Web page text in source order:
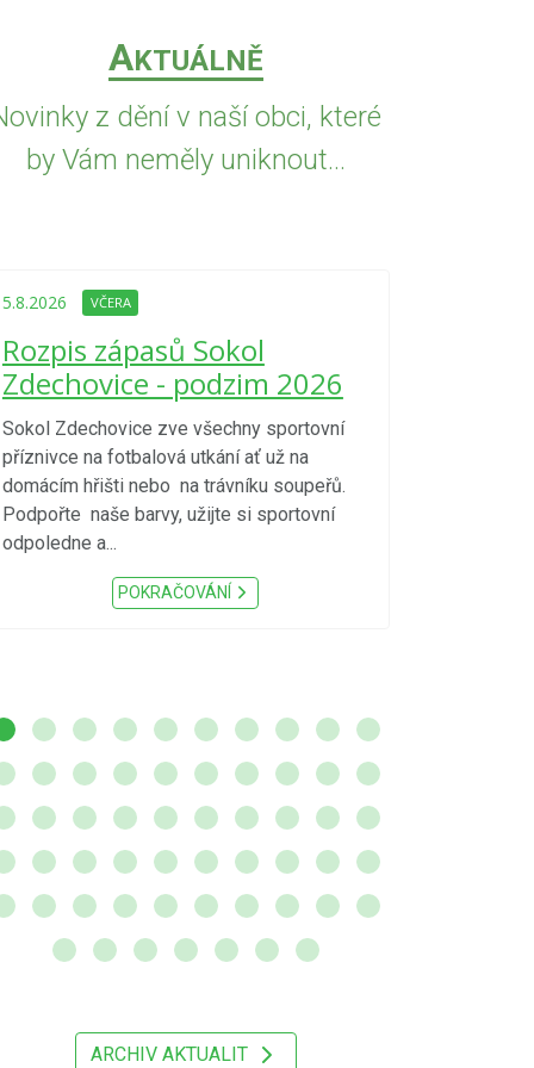
AKTUÁLNĚ
z dění v naší obci, které
by Vám neměly uniknout...
5.8.2026 VČERA
Rozpis zápasů Sokol
Zdechovice - podzim 2026
Sokol Zdechovice zve všechny sportovní
příznivce na fotbalová utkání ať už na
domácím hřišti nebo na trávníku soupeřů.
Podpořte naše barvy, užijte si sportovní
odpoledne a...
POKRAČOVÁNÍ
ARCHIV AKTUALIT